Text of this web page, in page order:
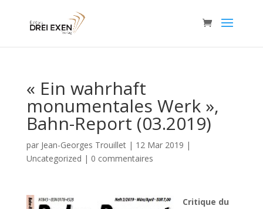
« Ein wahrhaft
monumentales Werk »,
Bahn-Report (03.2019)
par Jean-Georges Trouillet| 12 Mar 2019 |
Uncategorized | 0 commentaires
Critique du